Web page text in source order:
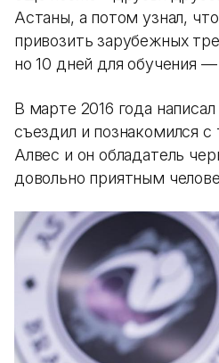
Астаны, а потом узнал,
привозить зарубежных
но 10 дней для обучения
В марте 2016 года
съездил и познакомился
Алвес и он обладатель
довольно приятным